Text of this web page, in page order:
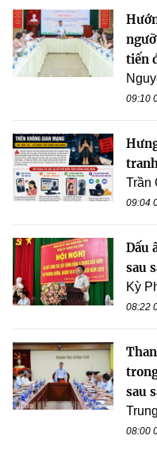
tiến
09:10
Trần
09:04
Dấu
sau
Kỳ
08:22
sau
08:00